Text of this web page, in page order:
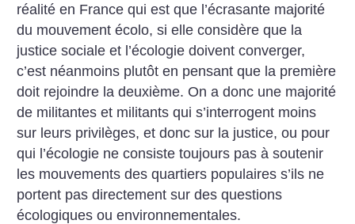
réalité en France qui est que l’écrasante majorité
du mouvement écolo, si elle considère que la
justice sociale et l’écologie doivent converger,
c’est néanmoins plutôt en pensant que la première
doit rejoindre la deuxième. On a donc une majorité
de militantes et militants qui s’interrogent moins
sur leurs privilèges, et donc sur la justice, ou pour
qui l’écologie ne consiste toujours pas à soutenir
les mouvements des quartiers populaires s’ils ne
portent pas directement sur des questions
écologiques ou environnementales.